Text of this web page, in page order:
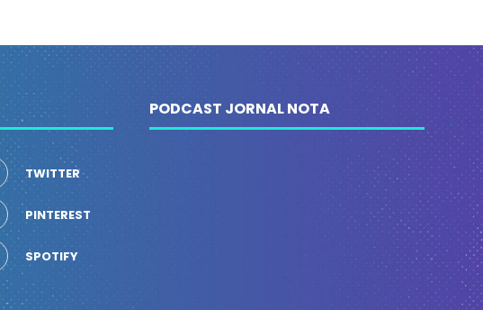
TWITTER
PINTEREST
SPOTIFY
PODCAST JORNAL NOTA